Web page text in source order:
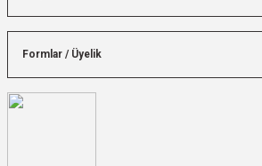
Formlar / Üyelik